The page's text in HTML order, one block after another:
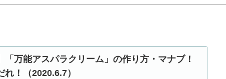
「万能アスパラクリーム」の作り方・マナブ！
！（2020.6.7）